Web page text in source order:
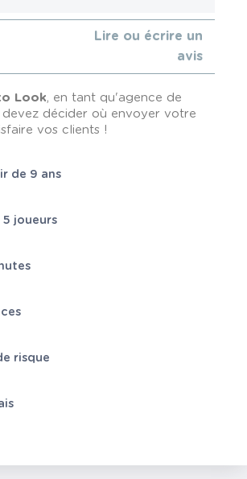
Lire ou écrire un
avis
Look, en tant qu'agence de
décider où envoyer votre
vos clients !
de 9 ans
5 joueurs
risque